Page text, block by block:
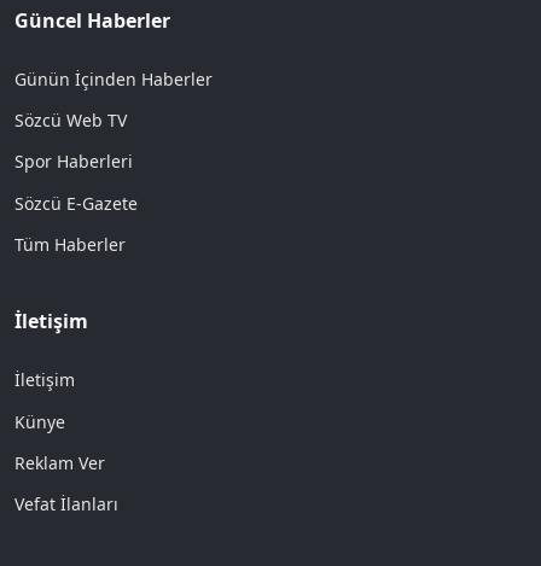
Güncel Haberler
Günün İçinden Haberler
Sözcü Web TV
Spor Haberleri
Sözcü E-Gazete
Tüm Haberler
İletişim
İletişim
Künye
Reklam Ver
Vefat İlanları